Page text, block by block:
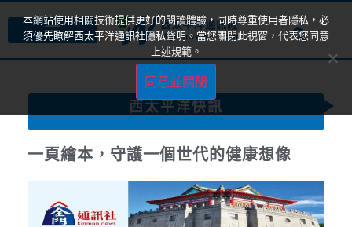
西太平洋快訊
一頁繪本，守護一個世代的健康想像
本網站使用相關技術提供更好的閱讀體驗，同時尊重使用者隱私，必
須優先瞭解西太平洋通訊社隱私聲明。當您關閉此視窗，代表您同意
上述規範。
同意並關閉